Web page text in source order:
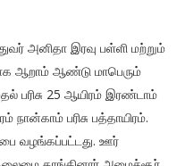
அனிதா இரவு பள்ளி மற்றும்
ஆறாம் ஆண்டு மாபெரும்
பரிசு 25 ஆயிரம் இரண்டாம்
நான்காம் பரிசு பத்தாயிரம்.
வழங்கப்பட்டது. ஊர்